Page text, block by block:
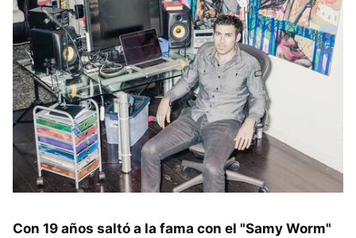
Con 19 años saltó a la fama con el "Samy Worm"